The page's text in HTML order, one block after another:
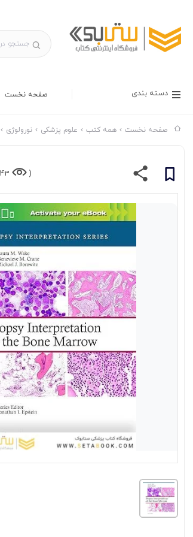
دسته بندی صفحه نخست
صفحه نخست همه کتب علوم پزشکی نورولوژی
(